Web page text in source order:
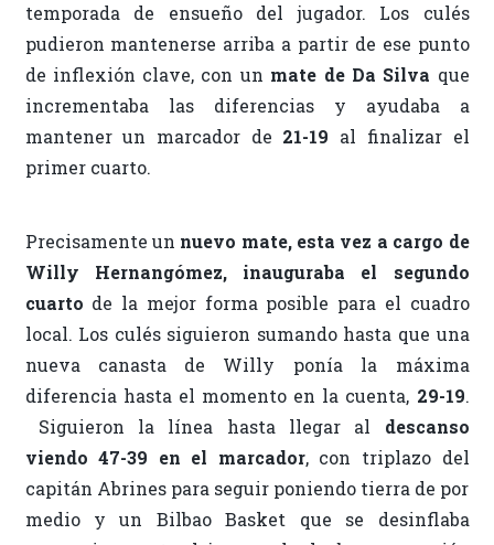
temporada de ensueño del jugador. Los culés
pudieron mantenerse arriba a partir de ese punto
de inflexión clave, con un mate de Da Silva que
incrementaba las diferencias y ayudaba a
mantener un marcador de 21-19 al finalizar el
primer cuarto.
Precisamente un nuevo mate, esta vez a cargo de
Willy Hernangómez, inauguraba el segundo
cuarto de la mejor forma posible para el cuadro
local. Los culés siguieron sumando hasta que una
nueva canasta de Willy ponía la máxima
diferencia hasta el momento en la cuenta, 29-19.
Siguieron la línea hasta llegar al descanso
viendo 47-39 en el marcador, con triplazo del
capitán Abrines para seguir poniendo tierra de por
medio y un Bilbao Basket que se desinflaba